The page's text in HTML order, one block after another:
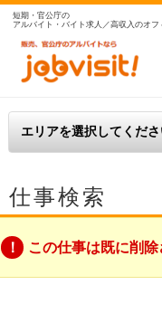
短期・官公庁の
アルバイト・バイト求人／高収入のオ
仕事検索
この仕事は既に削除